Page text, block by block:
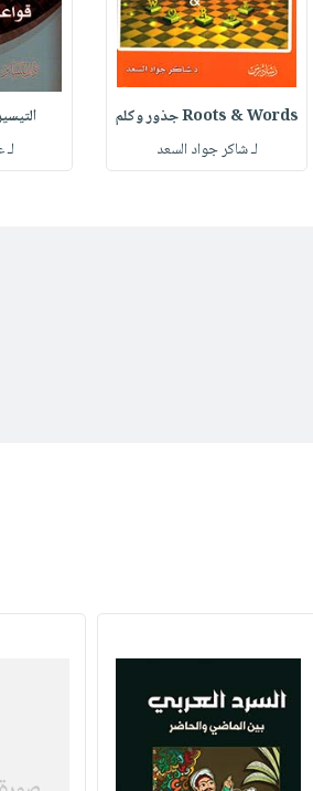
Roots & Words جذور وكلم
لـ شاكر جواد السعد